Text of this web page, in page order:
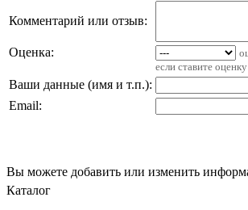
Комментарий или отзыв:
Оценка:
если ставите
Ваши данные (имя и т.п.):
Email:
Вы можете добавить или изменить
Каталог